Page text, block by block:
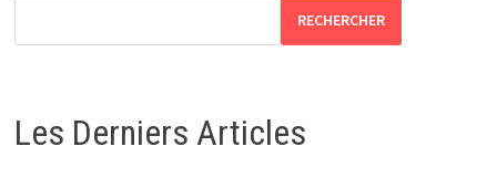
RECHERCHER
Les Derniers Articles